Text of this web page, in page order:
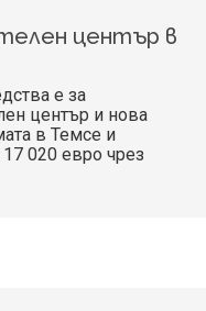
център в
е за
център и нова
в Темсе и
020 евро чрез